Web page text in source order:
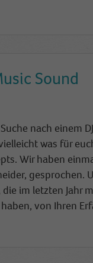
Sound
nach einem
was für
Wir haben e
gesprochen.
im letzten Jahr
von Ihren